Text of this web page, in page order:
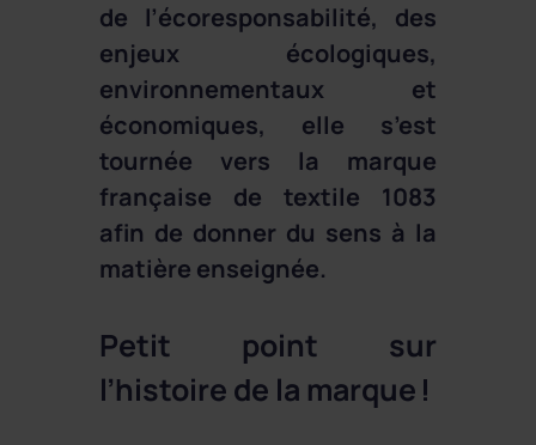
de l’écoresponsabilité, des
enjeux écologiques,
environnementaux et
économiques, elle s’est
tournée vers la marque
française de textile 1083
afin de donner du sens à la
matière enseignée.
Petit point sur
l’histoire de la marque !